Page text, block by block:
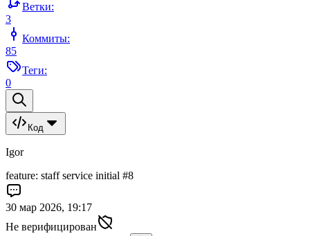
Ветки:
3
Коммиты:
85
Теги:
0
Код
Igor
feature: staff service initial #8
30 мар 2026, 19:17
Не верифицирован